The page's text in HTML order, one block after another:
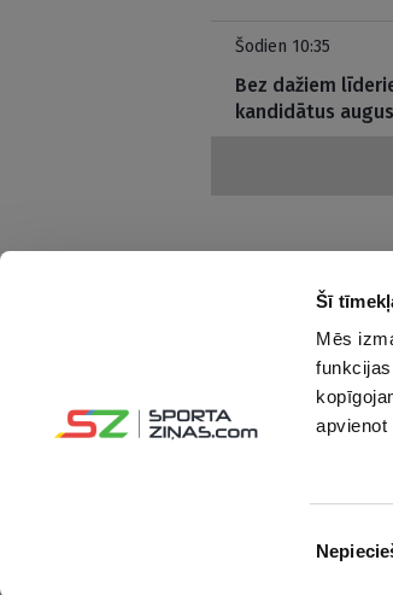
Šī
Mēs
apvienot
izvēle
Šodien 10:35
Bez dažiem
kandidātus
Interesanti un
Seko mums:
© Sportazinas.com -